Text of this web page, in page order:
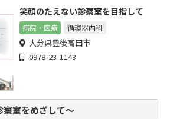
笑顔のたえない診察室を目指して
病院・医療 循環器内科
大分県豊後高田市
0978-23-1143
室をめざして～